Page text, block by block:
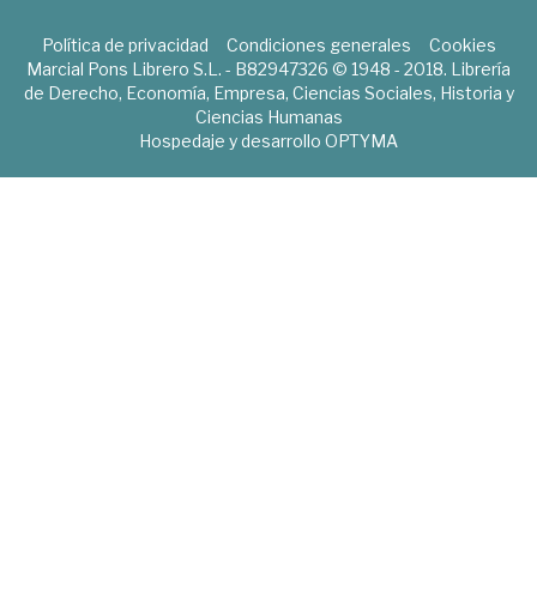
Política de privacidad Condiciones generales
Cookies
Marcial Pons Librero S.L. - B82947326 © 1948 - 2018. Librería
de Derecho, Economía, Empresa, Ciencias Sociales, Historia y
Ciencias Humanas
Hospedaje y desarrollo OPTYMA